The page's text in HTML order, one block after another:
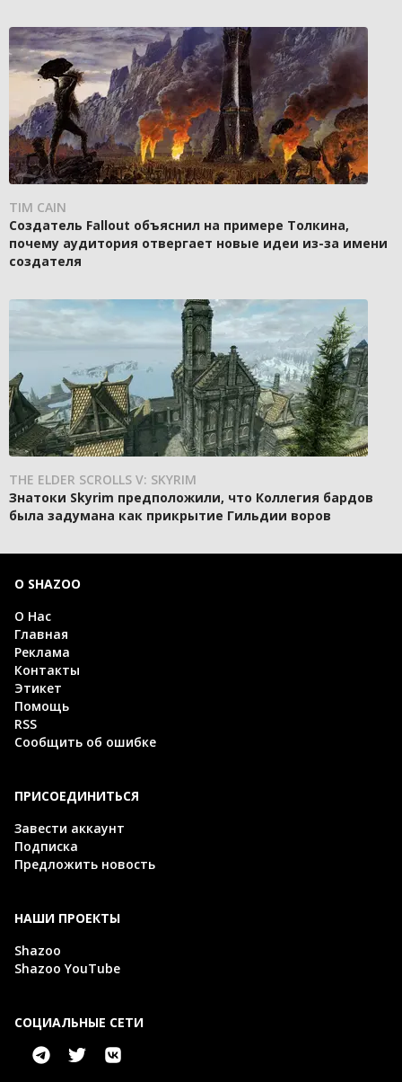
TIM CAIN
Создатель Fallout объяснил на примере Толкина,
почему аудитория отвергает новые идеи из-за имени
создателя
THE ELDER SCROLLS V: SKYRIM
Знатоки Skyrim предположили, что Коллегия бардов
была задумана как прикрытие Гильдии воров
О SHAZOO
О Нас
Главная
Реклама
Контакты
Этикет
Помощь
RSS
Сообщить об ошибке
ПРИСОЕДИНИТЬСЯ
Завести аккаунт
Подписка
Предложить новость
НАШИ ПРОЕКТЫ
Shazoo
Shazoo YouTube
СОЦИАЛЬНЫЕ СЕТИ